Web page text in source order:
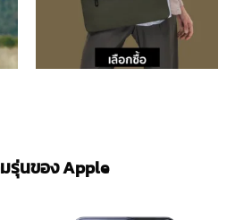
รุ่นของ Apple